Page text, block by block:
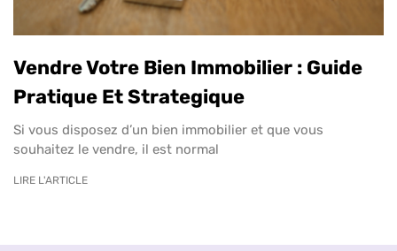
Vendre Votre Bien Immobilier : Guide
Pratique Et Strategique
Si vous disposez d’un bien immobilier et que vous
souhaitez le vendre, il est normal
LIRE L'ARTICLE